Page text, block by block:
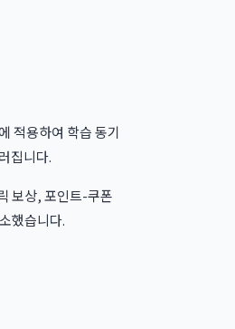
적용하여 학습 동기
집니다.
보상, 포인트-쿠폰
했습니다.